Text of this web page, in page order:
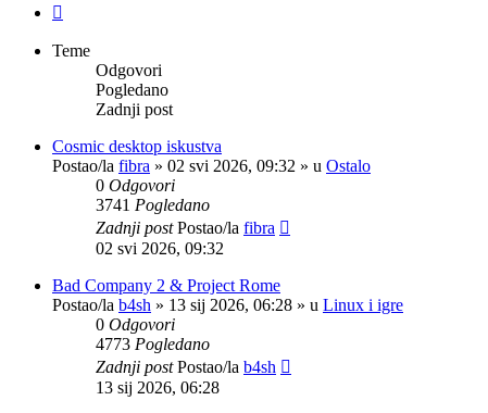
Teme
Odgovori
Pogledano
Zadnji post
Cosmic desktop iskustva
Postao/la fibra » 02 svi 2026, 09:32 » u Ostalo
0 Odgovori
3741 Pogledano
Zadnji postPostao/la fibra
02 svi 2026, 09:32
Bad Company 2 & Project Rome
Postao/la b4sh » 13 sij 2026, 06:28 » u Linux i igre
0 Odgovori
4773 Pogledano
Zadnji postPostao/la b4sh
13 sij 2026, 06:28